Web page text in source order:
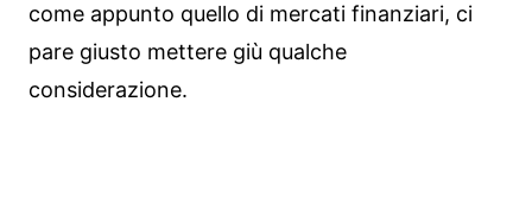
come appunto quello di mercati finanziari, ci
pare giusto mettere giù qualche
considerazione.